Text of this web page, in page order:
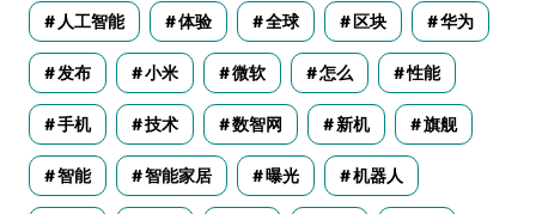
人工智能 体验 全球 区块 华为
发布 小米 微软 怎么 性能
手机 技术 数智网 新机 旗舰
智能 智能家居 曝光 机器人